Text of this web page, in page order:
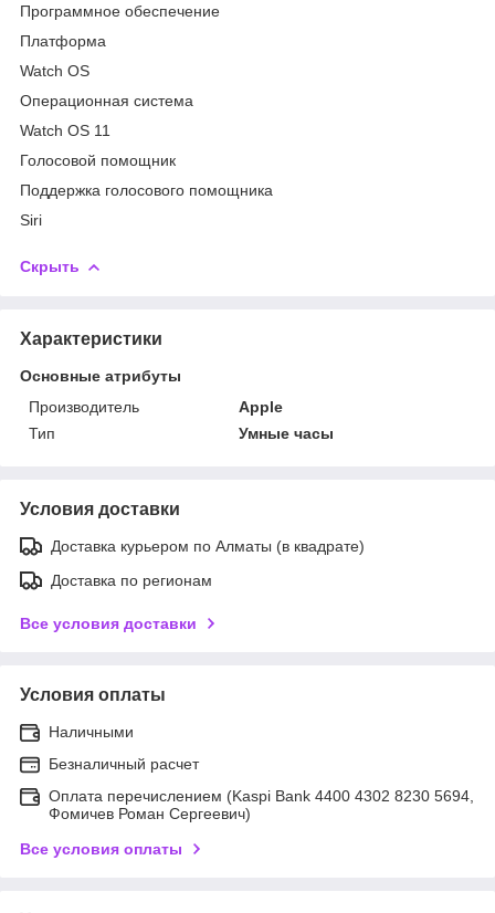
Программное обеспечение
Платформа
Watch OS
Операционная система
Watch OS 11
Голосовой помощник
Поддержка голосового помощника
Siri
Скрыть
Характеристики
Основные атрибуты
Производитель
Apple
Тип
Умные часы
Условия доставки
Доставка курьером по Алматы (в квадрате)
Доставка по регионам
Все условия доставки
Условия оплаты
Наличными
Безналичный расчет
Оплата перечислением (Kaspi Bank 4400 4302 8230 5694,
Фомичев Роман Сергеевич)
Все условия оплаты